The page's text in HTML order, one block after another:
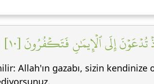
إِلَى ٱلۡإِيمَٰنِ فَتَكۡفُرُونَ [١٠]
Allah'ın gazabı, sizin